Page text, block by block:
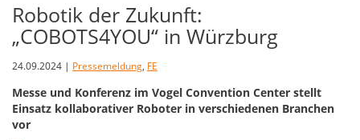
Robotik der Zukunft:
„COBOTS4YOU“ in Würzburg
24.09.2024 | Pressemeldung, FE
Messe und Konferenz im Vogel Convention Center stellt
Einsatz kollaborativer Roboter in verschiedenen Branchen
vor